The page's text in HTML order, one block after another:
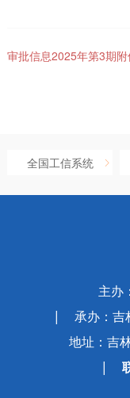
审批信息2025年第3期
全国工信系统
主办
承办：吉
地址：吉